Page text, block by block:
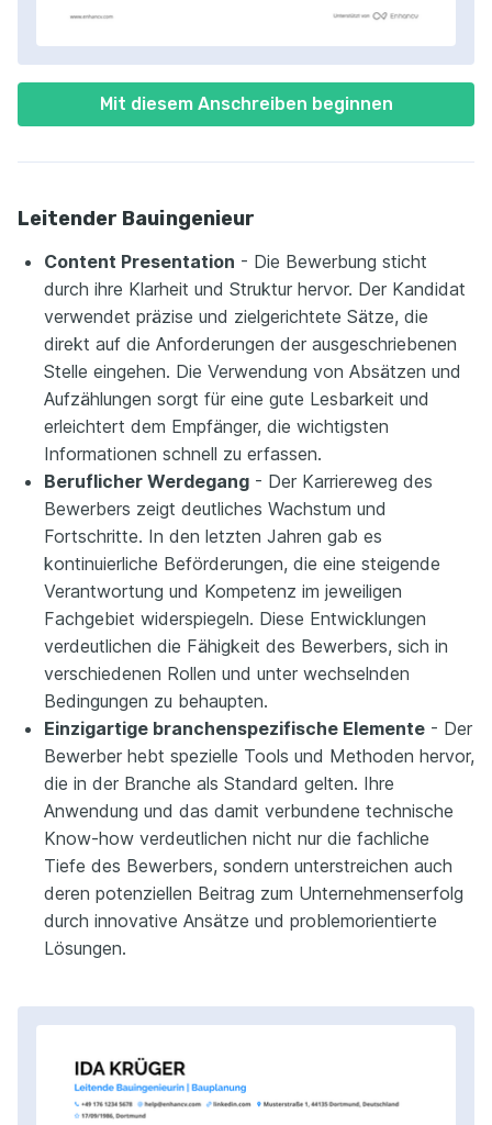
Mit diesem Anschreiben beginnen
Leitender Bauingenieur
Content Presentation - Die Bewerbung sticht
durch ihre Klarheit und Struktur hervor. Der Kandidat
verwendet präzise und zielgerichtete Sätze, die
direkt auf die Anforderungen der ausgeschriebenen
Stelle eingehen. Die Verwendung von Absätzen und
Aufzählungen sorgt für eine gute Lesbarkeit und
erleichtert dem Empfänger, die wichtigsten
Informationen schnell zu erfassen.
Beruflicher Werdegang - Der Karriereweg des
Bewerbers zeigt deutliches Wachstum und
Fortschritte. In den letzten Jahren gab es
kontinuierliche Beförderungen, die eine steigende
Verantwortung und Kompetenz im jeweiligen
Fachgebiet widerspiegeln. Diese Entwicklungen
verdeutlichen die Fähigkeit des Bewerbers, sich in
verschiedenen Rollen und unter wechselnden
Bedingungen zu behaupten.
Einzigartige branchenspezifische Elemente - Der
Bewerber hebt spezielle Tools und Methoden hervor,
die in der Branche als Standard gelten. Ihre
Anwendung und das damit verbundene technische
Know-how verdeutlichen nicht nur die fachliche
Tiefe des Bewerbers, sondern unterstreichen auch
deren potenziellen Beitrag zum Unternehmenserfolg
durch innovative Ansätze und problemorientierte
Lösungen.